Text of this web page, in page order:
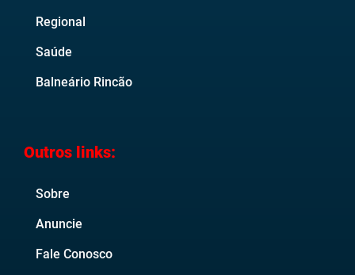
Regional
Saúde
Balneário Rincão
Outros links:
Sobre
Anuncie
Fale Conosco